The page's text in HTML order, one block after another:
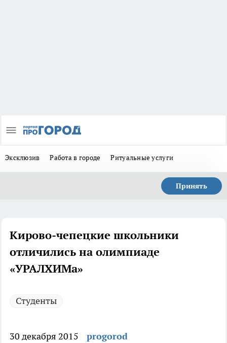
Эксклюзив Работа в городе Ритуальные услуги
Принять
Кирово-чепецкие школьники
отличились на олимпиаде
«УРАЛХИМа»
Студенты
30 декабря 2015 progorod